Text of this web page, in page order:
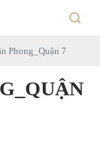
Phong_Quận 7